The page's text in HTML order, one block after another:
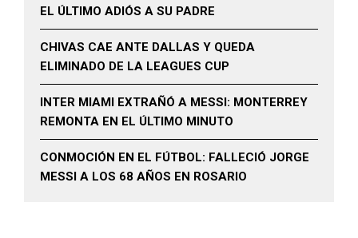
EL ÚLTIMO ADIÓS A SU PADRE
CHIVAS CAE ANTE DALLAS Y QUEDA
ELIMINADO DE LA LEAGUES CUP
INTER MIAMI EXTRAÑÓ A MESSI: MONTERREY
REMONTA EN EL ÚLTIMO MINUTO
CONMOCIÓN EN EL FÚTBOL: FALLECIÓ JORGE
MESSI A LOS 68 AÑOS EN ROSARIO